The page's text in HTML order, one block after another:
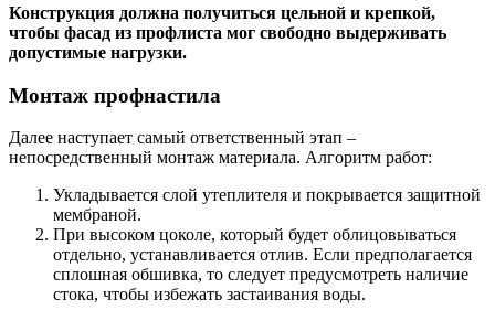
Конструкция должна получиться цельной и крепкой,
чтобы фасад из профлиста мог свободно выдерживать
допустимые нагрузки.
Монтаж профнастила
Далее наступает самый ответственный этап –
непосредственный монтаж материала. Алгоритм работ:
Укладывается слой утеплителя и покрывается защитной
мембраной.
При высоком цоколе, который будет облицовываться
отдельно, устанавливается отлив. Если предполагается
сплошная обшивка, то следует предусмотреть наличие
стока, чтобы избежать застаивания воды.